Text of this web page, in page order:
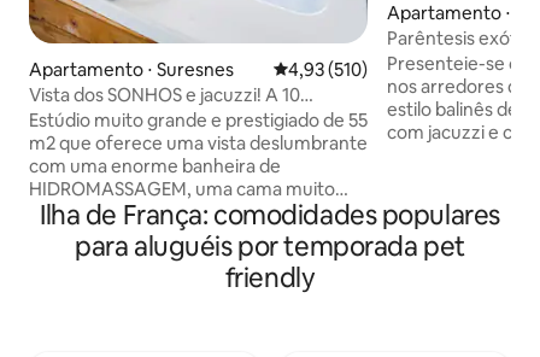
Apartamento ⋅ Suresnes 4,93 de uma avaliação média de
4,93 (510)
Vista dos SONHOS e jacuzzi! A 10
minutos do centro de PARIS!
Estúdio muito grande e prestigiado de 55
m2 que oferece uma vista deslumbrante
com uma enorme banheira de
HIDROMASSAGEM, uma cama muito
grande, bem como um chuveiro italiano.
Localizado em uma área tranquila e
segura a 10 minutos da famosa Avenue
des Champs Elysées (centro de Paris).
Apartamento ⋅
Parêntesis
(Vanves)
Presenteie-se
nos arredores de Paris. Este
estilo balinês de
com jacuzzi e
parisiense com
além disso, este
verdadeiro
Ilha de França: comodidades populares
para aluguéis por temporada pet
friendly